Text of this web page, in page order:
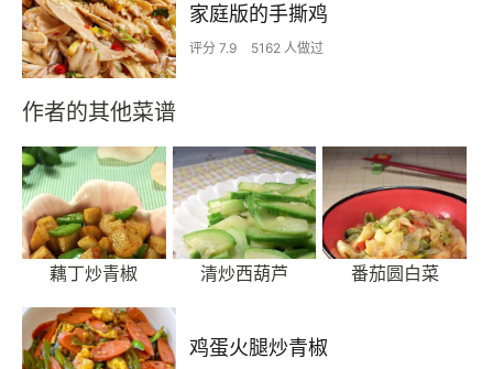
家庭版的手撕鸡
评分 7.9 5162 人做过
作者的其他菜谱
藕丁炒青椒 清炒西葫芦 番茄圆白菜
鸡蛋火腿炒青椒